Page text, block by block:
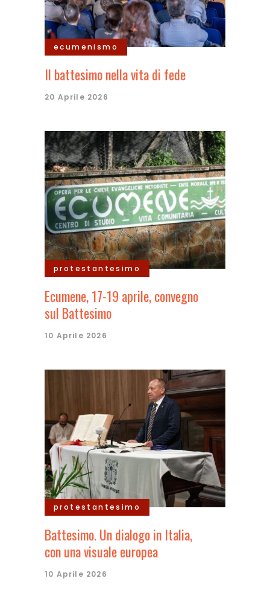
ecumenismo
Il battesimo nella vita di fede
20 Aprile 2026
protestantesimo
Ecumene, 17-19 aprile, convegno
sul Battesimo
10 Aprile 2026
protestantesimo
Battesimo. Un dialogo in Italia,
con una visuale europea
10 Aprile 2026